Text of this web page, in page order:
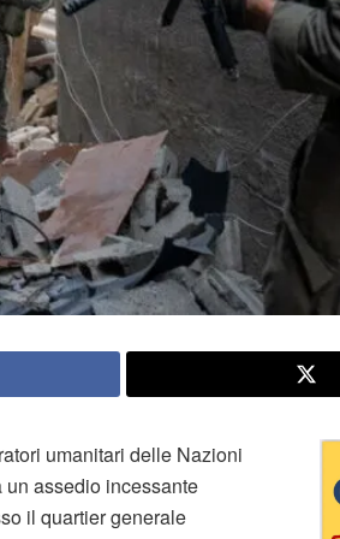
umanitari delle Nazioni
assedio incessante
il quartier generale